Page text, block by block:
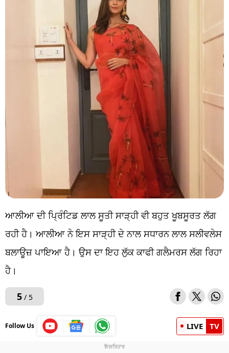
ਆਲੀਆ ਦੀ ਪ੍ਰਿੰਟਿਡ ਲਾਲ ਸੂਤੀ ਸਾੜ੍ਹੀ ਵੀ ਬਹੁਤ ਖੂਬਸੂਰਤ ਲੱਗ
ਰਹੀ ਹੈ। ਆਲੀਆ ਨੇ ਇਸ ਸਾੜ੍ਹੀ ਦੇ ਨਾਲ ਸਧਾਰਨ ਲਾਲ ਸਲੀਵਲੇਸ
ਬਲਾਊਜ਼ ਪਾਇਆ ਹੈ। ਉਸ ਦਾ ਇਹ ਲੁੱਕ ਕਾਫੀ ਗਲੈਮਰਸ ਲੱਗ ਰਿਹਾ
ਹੈ।
5/ 5
Follow Us LIVE TV